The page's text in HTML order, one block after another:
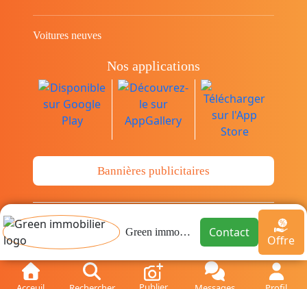
Green immobilier Contact
Offre
Voitures neuves
Nos applications
Bannières publicitaires
© Copyright 2014-2026 Cava.tn Limited Tous
les droits sont réservés.